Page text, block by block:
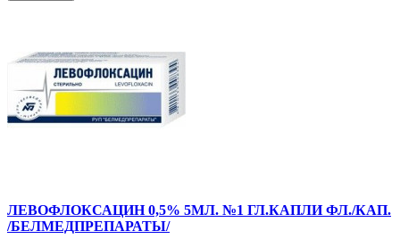
ЛЕВОФЛОКСАЦИН 0,5% 5МЛ. №1 ГЛ.КАПЛИ ФЛ./КАП.
/БЕЛМЕДПРЕПАРАТЫ/